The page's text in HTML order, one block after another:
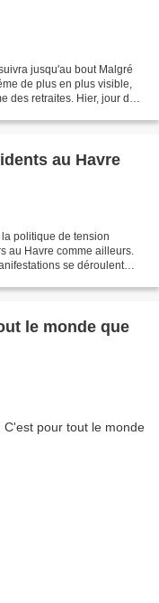
jusqu'au bout Malgré
de plus en plus visible,
des retraites. Hier, jour de
au Havre
politique de tension
au Havre comme ailleurs.
se déroulent
le monde que